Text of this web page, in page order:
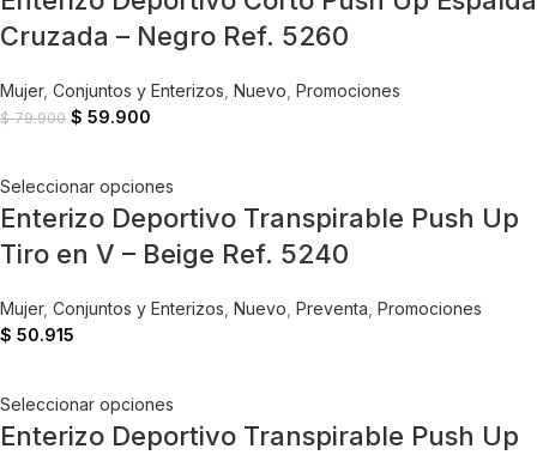
Cruzada – Negro Ref. 5260
Mujer, Conjuntos y Enterizos Nuevo Promociones
$79.900 $ 59.900
Seleccionar opciones
Enterizo Deportivo Transpirable Push Up
Tiro en V – Beige Ref. 5240
Mujer, Conjuntos y Enterizos Nuevo Preventa Promociones
$ 50.915
Seleccionar opciones
Enterizo Deportivo Transpirable Push Up